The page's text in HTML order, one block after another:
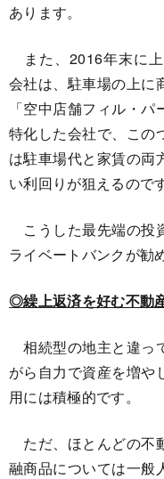
あります。
また、2016年末に
会社は、駐車場の上に
「空中店舗フィル・
特化した会社で、この
は駐車場代と家賃の両
い利回りが狙えるのです
こうした最先端の投
ライベートバンクが勧
◎繰上返済を好む不動
相続型の地主と違っ
がら自力で資産を増や
用には積極的です。
ただ、ほとんどの不
融商品については一般